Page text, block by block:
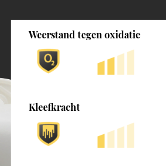
Weerstand tegen oxidatie
Kleefkracht